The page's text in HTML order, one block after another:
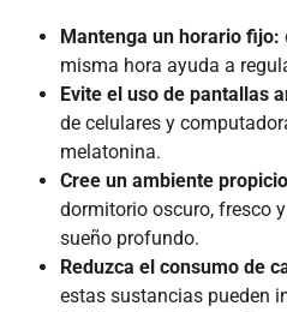
Mantenga un horario fijo:
misma hora ayuda a
Evite el uso de pantallas
de celulares y
melatonina.
Cree un ambiente
dormitorio oscuro, fresco
sueño profundo.
Reduzca el consumo de
estas sustancias pueden